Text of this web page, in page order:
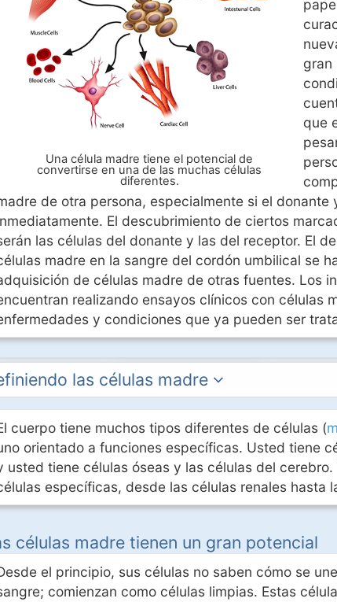
Una célula madre tiene el potencial de
convertirse en una de las muchas células
diferentes.
gran
que
de otra persona, especialmente si el
El descubrimiento de ciertos
las células del donante y las del receptor. El
madre en la sangre del cordón umbilical se
de células madre de otras fuentes. Los
realizando ensayos clínicos con células
y condiciones que ya pueden ser
las células madre
cuerpo tiene muchos tipos diferentes de células (
orientado a funciones específicas. Usted tiene
usted tiene células óseas y las células del
específicas, desde las células renales hasta
células madre tienen un gran potencial
el principio, sus células no saben cómo se
comienzan como células limpias. Estas